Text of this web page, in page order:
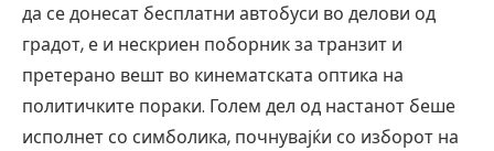
да се донесат бесплатни автобуси во делови од
градот, е и нескриен поборник за транзит и
претерано вешт во кинематската оптика на
политичките пораки. Голем дел од настанот беше
исполнет со симболика, почнувајќи со изборот на